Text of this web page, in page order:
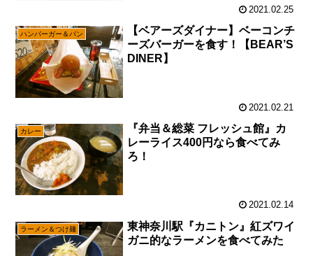
2021.02.25
ハンバーガー＆パン
【ベアーズダイナー】ベーコンチ
ーズバーガーを食す！【BEAR’S
DINER】
2021.02.21
カレー
『弁当＆総菜 フレッシュ館』カ
レーライス400円なら食べてみ
ろ！
2021.02.14
ラーメン＆つけ麺
東神奈川駅『カニトン』紅ズワイ
ガニ的なラーメンを食べてみた